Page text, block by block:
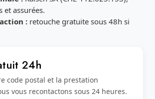
et assurées.
:retouche gratuite sous 48h si
24h
code postal et la prestation
vous recontactons sous 24 heures.